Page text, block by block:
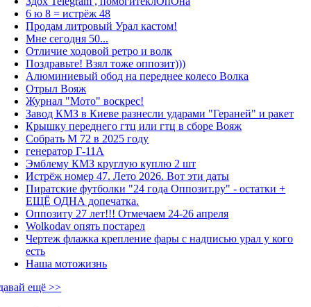
6 ю 8 = истрёж 48
Продам литровый Урал кастом!
Мне сегодня 50...
Отличие ходовой ретро и волк
Поздравьте! Взял тоже оппозит)))
Алюминиевый обод на переднее колесо Волка
Отрыл Вояж
Журнал "Мото" воскрес!
Завод КМЗ в Киеве разнесли ударами "Гераней" и ракет
Крышку переднего гтц или гтц в сборе Вояж
Собрать М 72 в 2025 году
генератор Г-11А
Эмблему КМЗ круглую куплю 2 шт
Истрёж номер 47. Лето 2026. Вот эти даты
Пиратские футболки "24 года Оппозит.ру" - остатки +
ЕЩЁ ОДНА допечатка.
Оппозиту 27 лет!!! Отмечаем 24-26 апреля
Wolkodav опять постарел
Чертеж флажка крепление фары с надписью урал у кого
есть
Наша мотожизнь
ещё >>